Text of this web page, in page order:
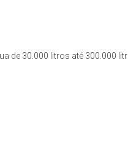
de 30.000 litros até 300.000